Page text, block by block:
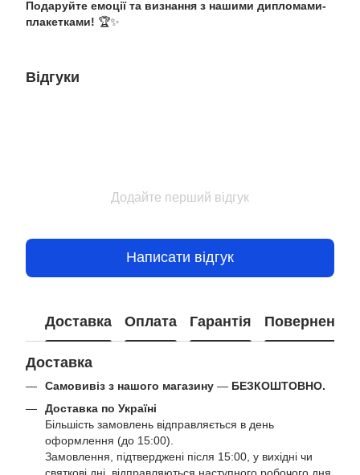
Подаруйте емоції та визнання з нашими дипломами-
плакетками! 🏆✨
Відгуки
Додайте перший відгук
Написати відгук
Доставка Оплата Гарантія Повернення
Доставка
Самовивіз з нашого магазину — БЕЗКОШТОВНО.
Доставка по Україні
Більшість замовлень відправляється в день
оформлення (до 15:00).
Замовлення, підтверджені після 15:00, у вихідні чи